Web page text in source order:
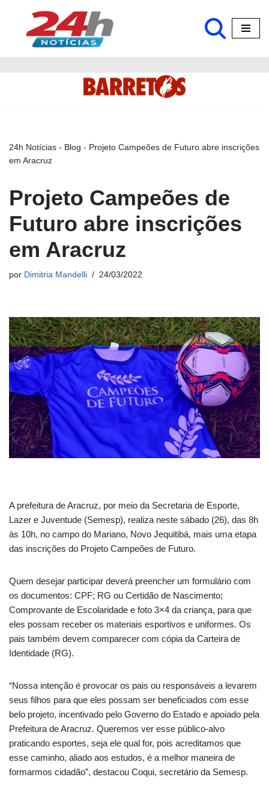
Pular
24h Notícias - Blog - Projeto Campeões de Futuro abre inscrições
em Aracruz
Projeto Campeões de
Futuro abre inscrições
em Aracruz
por Dimitria Mandelli 24/03/2022
A prefeitura de Aracruz, por meio da Secretaria de Esporte,
Lazer e Juventude (Semesp), realiza neste sábado (26), das 8h
às 10h, no campo do Mariano, Novo Jequitibá, mais uma etapa
das inscrições do Projeto Campeões de Futuro.
Quem desejar participar deverá preencher um formulário com
os documentos: CPF; RG ou Certidão de Nascimento;
Comprovante de Escolaridade e foto 3×4 da criança, para que
eles possam receber os materiais esportivos e uniformes. Os
pais também devem comparecer com cópia da Carteira de
Identidade (RG).
“Nossa intenção é provocar os pais ou responsáveis a levarem
seus filhos para que eles possam ser beneficiados com esse
belo projeto, incentivado pelo Governo do Estado e apoiado pela
Prefeitura de Aracruz. Queremos ver esse público-alvo
praticando esportes, seja ele qual for, pois acreditamos que
esse caminho, aliado aos estudos, é a melhor maneira de
formarmos cidadão”, destacou Coqui, secretário da Semesp.